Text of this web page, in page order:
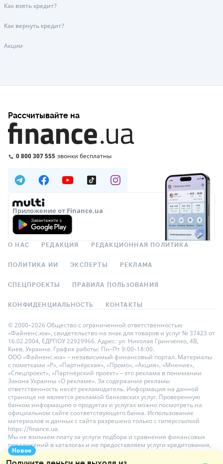
Новое
Как взять кредит?
Как вернуть кредит?
Акции
Рассчитывайте на
0 800 307 555 звонки бесплатны
Приложение от Finance.ua
О НАС РЕДАКЦИЯ РЕДАКЦИОННАЯ ПОЛИТИКА
ПОЛИТИКА ИИ ЭКСПЕРТЫ РЕКЛАМА
СПЕЦПРОЕКТЫ ПРАВИЛА ПОЛЬЗОВАНИЯ
КОНФИДЕНЦИАЛЬНОСТЬ КОНТАКТЫ
© 2000–2026 Общество с ограниченной ответственностью
«Файненс.юа», свидетельство на знак для товаров и услуг № 37423 от
16.02.2004, ЕДРПОУ 22929966. Адрес: ул. Николая Гринченко, 4В,
Киев, Украина. График работы: Пн–Пт 9:00–18:00.
ООО «Файненс.юа» – независимый финансовый портал. Материалы
с пометками «Р», «Партнёрская», «Промо», «Акция», «Мнение»,
«Спецпроект», «Партнёрский проект» – это реклама в понимании
Закона Украины «О рекламе». За содержание рекламы
ответственность несёт рекламодатель. Информация на данной
странице не является рекламой банковских услуг. Проверенную
банком информацию о продуктах и услугах можно посмотреть на
официальном сайте соответствующего банка. Использование
материалов и данных с сайта разрешено только с гиперссылкой
https://finance.ua.
Мы не взимаем плату за услуги подбора и сравнения финансовых
предложений в каталогах и не предоставляем услуги кредитования,
размещения депозитов и страхования. Ваши личные данные на
сайте защищены шифрованием AES-256.